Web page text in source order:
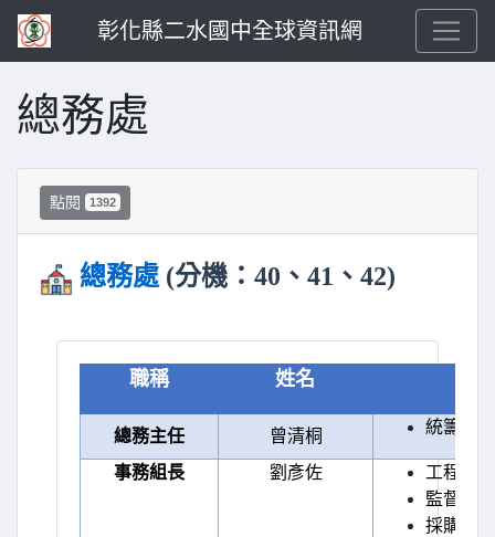
彰化縣二水國中全球資訊網
總務處
點閱 1392
總務處 (分機：40、41、42)
職稱 姓名
總務主任 曾清桐 統籌總
事務組長 劉彥佐
工程物
監督、
採購學